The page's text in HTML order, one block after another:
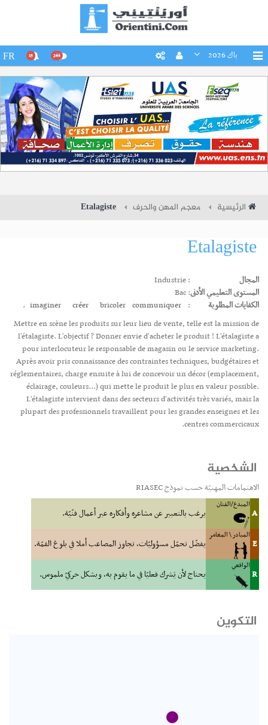
باك 2026 266
15
FR
الرئيسية معجم المهن والحرف Etalagiste
Etalagiste
المجال
: Industrie
المستوى التعليمي الأدنى: Bac
الكفايات المطلوبة
:
imaginer créer bricoler communiquer.
Mettre en scène les produits sur leur lieu de vente, telle est la mission de
l'étalagiste. L'objectif ? Donner envie d'acheter le produit ! L'étalagiste a
pour interlocuteur le responsable de magasin ou le service marketing.
Après avoir pris connaissance des contraintes techniques, budgétaires et
réglementaires, charge ensuite à lui de concevoir un décor (emplacement,
éclairage, couleurs...) qui mette le produit le plus en valeur possible.
L'étalagiste intervient dans des secteurs d'activités très variés, mais la
plupart des professionnels travaillent pour les grandes enseignes et les
centres commercicaux.
الشخصية
الاهتمامات المهنيّة حسب نموذج RIASEC
A
المبدع/الفنان
يرغب بالتعبير عن مشاعره وأفكاره عبر أعمال فنّيّة.
E
المبادر \ المغامر
يفضّل تحمّل مسؤوليّات، تجاوز المصاعب أملا في بلوغ القمّة.
R
الواقعي
يحتاج لأن يَشرك فعليّا في ما يقوم به، وبشكل حركيّ ملموس.
التكوين